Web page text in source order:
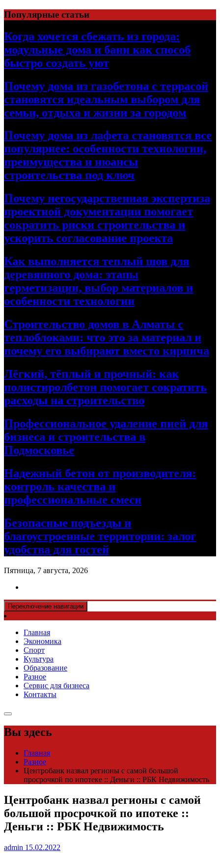
Перейти
к
содержимому
Популярные статьи
Когда хочется сбежать из города:
модульные дома и бани как способ
быстро создать уют
Почему дома из газобетона с террасой
становятся идеальным выбором для
семьи, отдыха и жизни за городом
Почему дома из лафета становятся все
популярнее: особенности технологии,
преимущества и нюансы
строительства под ключ
Почему негосударственная экспертиза
проектной документации помогает
сократить риски строительства и
ускорить согласование проекта
Как выполняется теплый шов для
деревянного дома: этапы
герметизации, выбор материалов и
особенности технологии
Строительство домов в Алматы с
теплоблоками: что это за материал и
почему его выбирают вместо кирпича
Лёгкий, тёплый и прочный: как
полистиролбетон помогает сократить
расходы на строительство
Профессиональное удаление пней для
бизнеса и строительства в
Подмосковье
Надежный бетон от производителя:
контроль качества и
профессиональные смеси
Безопасные подъезды и
благоустроенные территории: залог
удобства для гостей
Пятница, 7 августа, 2026
Переключение навигации
Главная
Экономика
Спорт
Культура
Образование
Разное
Сервис для бизнеса
Контакты
Вы здесь
Главная
Разное
Центробанк назвал регионы с самой большой
просрочкой по ипотеке :: Деньги :: РБК Недвижимость
Центробанк назвал регионы с самой
большой просрочкой по ипотеке ::
Деньги :: РБК Недвижимость
admin 15.02.2022